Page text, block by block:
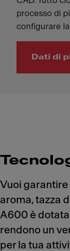
processo di
configurare
Dati di
Vuoi
aroma, tazza
A600 è
rendono un
per la tua